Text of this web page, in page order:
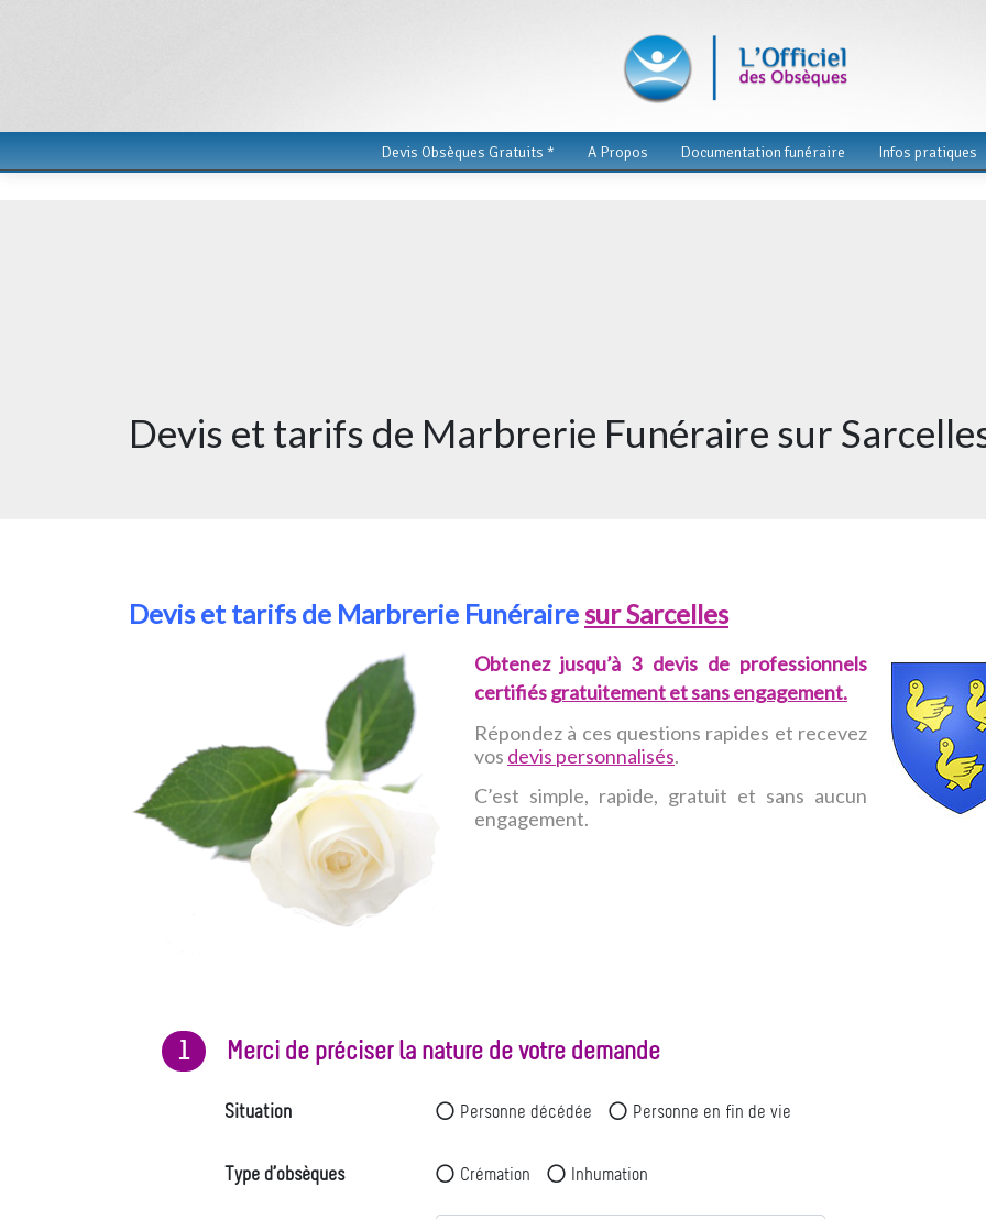
Devis Obsèques Gratuits * A Propos Documentation funéraire Infos pratiques
Devis et tarifs de Marbrerie Funéraire sur
Devis et tarifs de Marbrerie Funérairesur Sarcelles
Obtenez jusqu’à 3 devis de professionnels
certifiésgratuitement et sans engagement.
Répondez à ces questions rapides et recevez
vos devis personnalisés.
C’est simple, rapide, gratuit et sans aucun
engagement.